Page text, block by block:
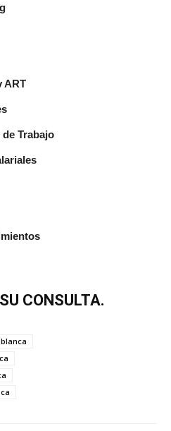
ART
Trabajo
SU CONSULTA.